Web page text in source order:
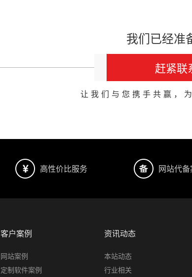
我们已经准
赶紧联
让我们与您携手共赢，
高性价比服务 网站代
客户案例
网站案例
定制软件案例
资讯动态
本站动态
行业相关